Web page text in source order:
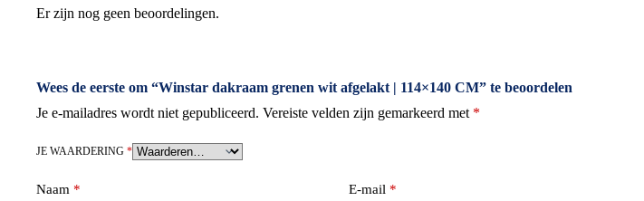
Er zijn nog geen beoordelingen.
Wees de eerste om “Winstar dakraam grenen wit afgelakt | 114×140 CM” te beoordelen
Je e-mailadres wordt niet gepubliceerd. Vereiste velden zijn gemarkeerd met *
JE WAARDERING *
Naam * E-mail *